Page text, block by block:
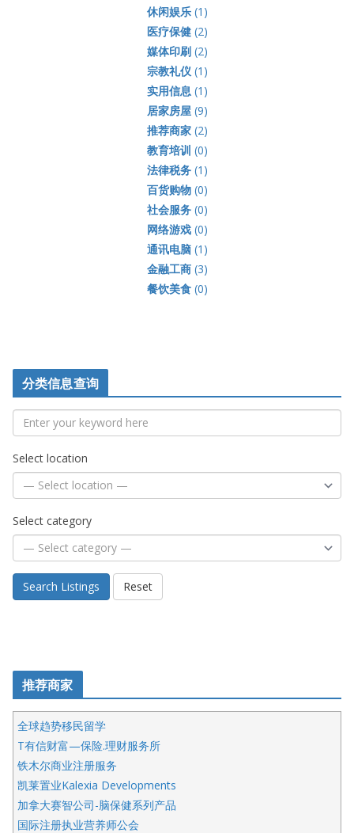
休闲娱乐(1)
医疗保健(2)
媒体印刷(2)
宗教礼仪(1)
实用信息 (1)
居家房屋(9)
推荐商家(2)
教育培训 (0)
法律税务(1)
百货购物(0)
社会服务(0)
网络游戏(0)
通讯电脑(1)
金融工商(3)
餐饮美食(0)
分类信息查询
Select location
Select category
Search Listings Reset
推荐商家
全球趋势移民留学
T有信财富—保险.理财服务所
铁木尔商业注册服务
凯莱置业Kalexia Developments
加拿大赛智公司-脑保健系列产品
国际注册执业营养师公会